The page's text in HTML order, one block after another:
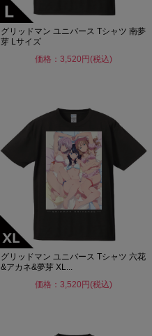
グリッドマン ユニバース Tシャツ 南夢
芽 Lサイズ
価格：3,520円(税込)
グリッドマン ユニバース Tシャツ 六花
&アカネ&夢芽 XL...
価格：3,520円(税込)